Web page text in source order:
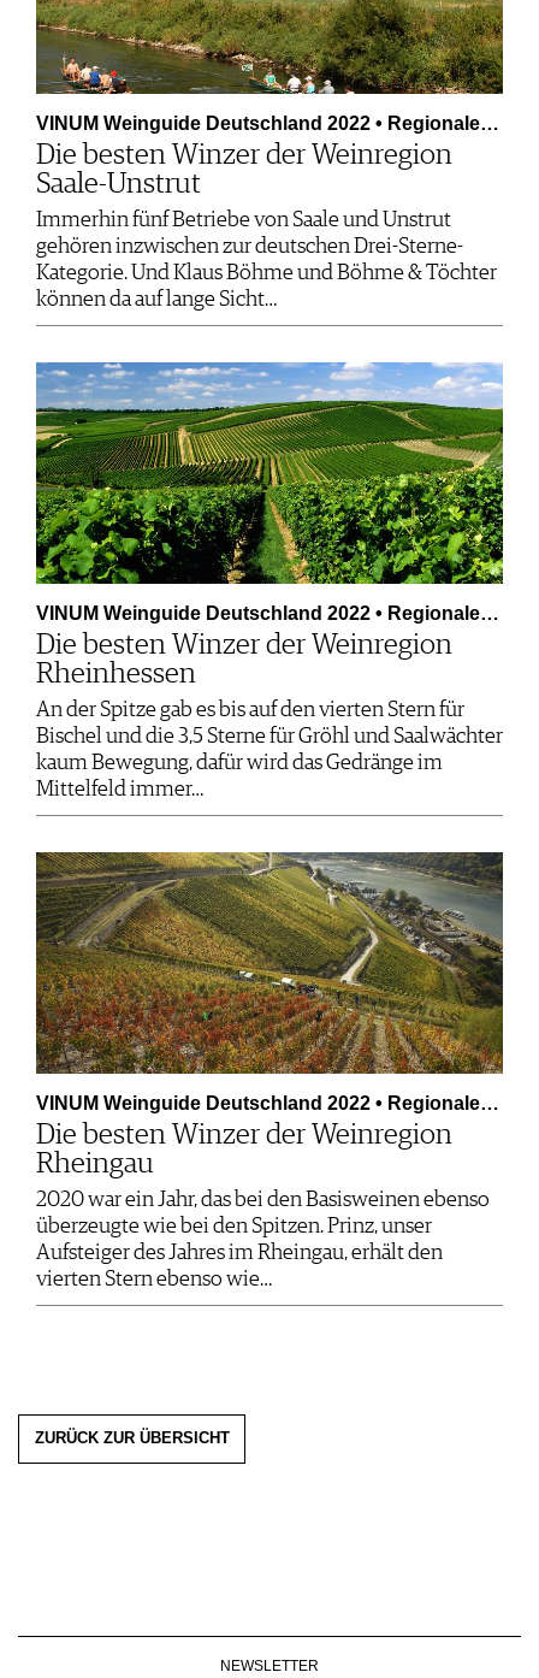
VINUM Weinguide Deutschland 2022 • Regionale…
Die besten Winzer der Weinregion
Saale-Unstrut
Immerhin fünf Betriebe von Saale und Unstrut
gehören inzwischen zur deutschen Drei-Sterne-
Kategorie. Und Klaus Böhme und Böhme & Töchter
können da auf lange Sicht…
VINUM Weinguide Deutschland 2022 • Regionale…
Die besten Winzer der Weinregion
Rheinhessen
An der Spitze gab es bis auf den vierten Stern für
Bischel und die 3,5 Sterne für Gröhl und Saalwächter
kaum Bewegung, dafür wird das Gedränge im
Mittelfeld immer…
VINUM Weinguide Deutschland 2022 • Regionale…
Die besten Winzer der Weinregion
Rheingau
2020 war ein Jahr, das bei den Basisweinen ebenso
überzeugte wie bei den Spitzen. Prinz, unser
Aufsteiger des Jahres im Rheingau, erhält den
vierten Stern ebenso wie…
ZURÜCK ZUR ÜBERSICHT
NEWSLETTER